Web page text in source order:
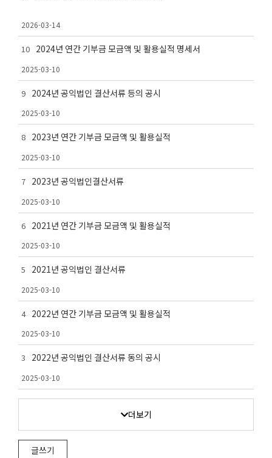
2026-03-14
10 2024년 연간 기부금 모금액 및 활용실적 명세서
2025-03-10
9 2024년 공익법인 결산서류 등의 공시
2025-03-10
8 2023년 연간 기부금 모금액 및 활용실적
2025-03-10
7 2023년 공익법인결산서류
2025-03-10
6 2021년 연간 기부금 모금액 및 활용실적
2025-03-10
5 2021년 공익법인 결산서류
2025-03-10
4 2022년 연간 기부금 모금액 및 활용실적
2025-03-10
3 2022년 공익법인 결산서류 동의 공시
2025-03-10
더보기
글쓰기